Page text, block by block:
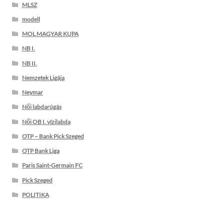
MLSZ
modell
MOL MAGYAR KUPA
NB I.
NB II.
Nemzetek Ligája
Neymar
Női labdarúgás
Női OB I. vízilabda
OTP – Bank Pick Szeged
OTP Bank Liga
Paris Saint-Germain FC
Pick Szeged
POLITIKA